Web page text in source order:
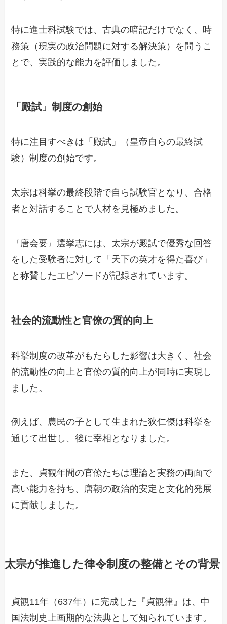
特に進士科試験では、古典の暗記だけでなく、時
務策（現実の政治問題に対する解決策）を問うこ
とで、実践的な能力を評価しました。
「殿試」制度の創始
特に注目すべきは「殿試」（皇帝自らの最終試
験）制度の創始です。
太宗は科挙の最終段階で自ら試験官となり、合格
者と対話することで人材を見極めました。
『唐会要』選挙志には、太宗が殿試で優秀な回答
をした受験者に対して「天下の英才を得た喜び」
と称賛したエピソードが記録されています。
社会的流動性と官僚の質的向上
科挙制度の改革がもたらした影響は大きく、社会
的流動性の向上と官僚の質的向上が同時に実現し
ました。
例えば、農民の子として生まれた狄仁傑は科挙を
通じて出世し、後に宰相となりました。
また、貞観年間の官僚たちは理論と実務の両面で
高い能力を持ち、唐朝の政治的安定と文化的発展
に貢献しました。
太宗が推進した律令制度の整備とその背景
貞観11年（637年）に完成した『貞観律』は、中
国法制史上画期的な法典として知られています。